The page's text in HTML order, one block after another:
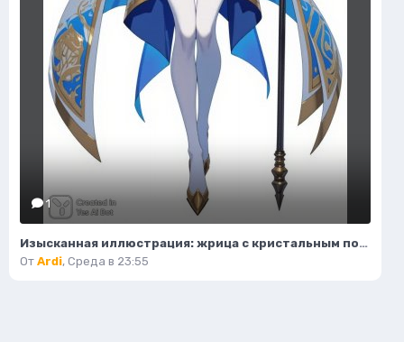
1
Изысканная иллюстрация: жрица с кристальным посохом и волшебным светом. Нейронная сеть Flux.1
От Ardi, Среда в 23:55